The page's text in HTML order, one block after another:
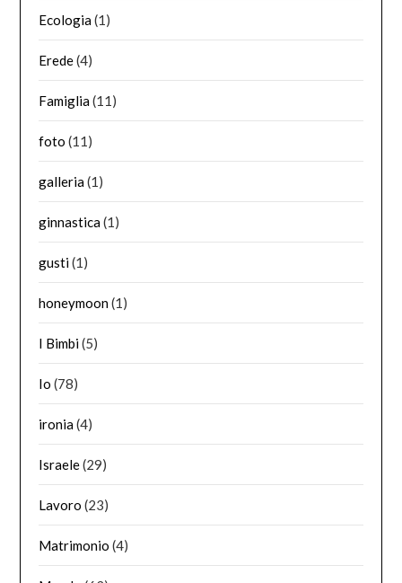
Ecologia(1)
Erede(4)
Famiglia(11)
foto (11)
galleria(1)
ginnastica(1)
gusti(1)
honeymoon(1)
I Bimbi(5)
Io (78)
ironia(4)
Israele(29)
Lavoro (23)
Matrimonio (4)